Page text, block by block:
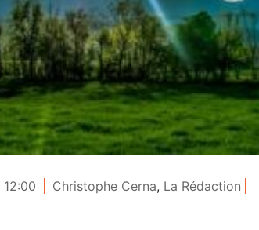
12:00 Christophe Cerna, La Rédaction